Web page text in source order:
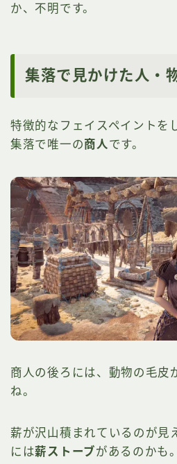
か、不明です。
集落で見かけた人・
特徴的なフェイスペイントを
集落で唯一の商人です。
商人の後ろには、動物の毛皮
ね。
薪が沢山積まれているのが見
には薪ストーブがあるのかも。